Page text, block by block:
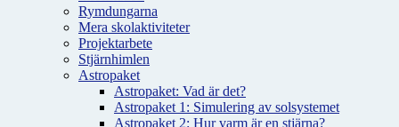
Rymdungarna
Mera skolaktiviteter
Projektarbete
Stjärnhimlen
Astropaket
Astropaket: Vad är det?
Astropaket 1: Simulering av solsystemet
Astropaket 2: Hur varm är en stjärna?